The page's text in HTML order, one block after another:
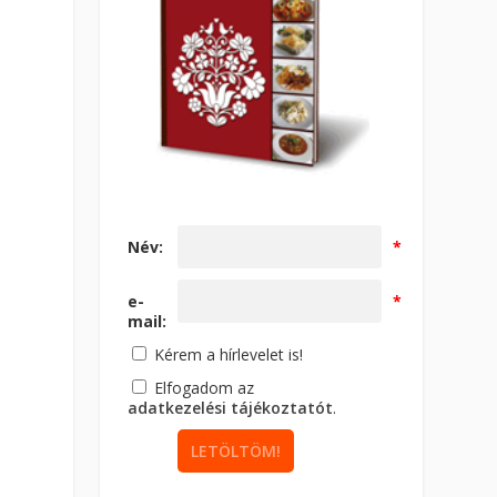
Név: *
e-
mail:
*
Kérem a hírlevelet is!
Elfogadom az
adatkezelési tájékoztatót.